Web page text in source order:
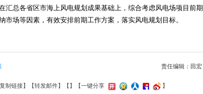
总各省区市海上风电规划成果基础上，综合考虑风电场项目前期
市场等因素，有效安排前期工作方案，落实风电规划目标。
责任编辑：田宏
复制链接】【转发邮件】【 】 【一键分享 】